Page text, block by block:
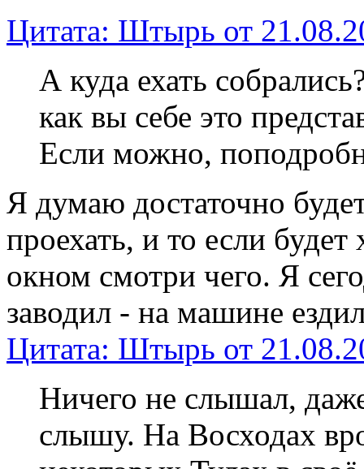
Цитата: Штырь от
А куда ехать
как вы себе это
Если можно,
Я думаю достаточно
проехать, и то если
окном смотри чего. Я
заводил - на машине
Цитата: Штырь от
Ничего не слышал,
слышу. На Восходах